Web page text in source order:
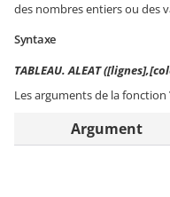
des nombres entiers ou des
Syntaxe
TABLEAU. ALEAT
Les arguments de la fonction
Argument